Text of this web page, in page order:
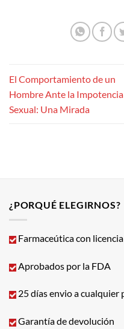
El Comportamiento de un
Hombre Ante la Impotencia
Sexual: Una Mirada
¿PORQUÉ ELEGIRNOS?
Farmaceútica con licencia
Aprobados por la FDA
25 días envio a cualquier
Garantía de devolución